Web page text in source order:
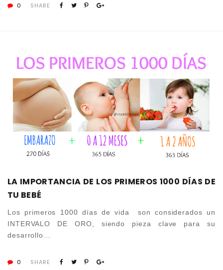
0 SHARE
LA IMPORTANCIA DE LOS PRIMEROS 1000 DÍAS DE
TU BEBÉ
Los primeros 1000 días de vida son considerados un
INTERVALO DE ORO, siendo pieza clave para su
desarrollo...
0 SHARE